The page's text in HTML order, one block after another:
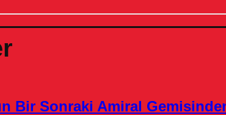
Bir Sonraki Amiral